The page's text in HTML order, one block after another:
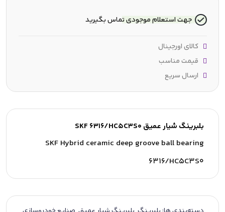
بلبرینگ شیار عمیق SKF 6316/HC5C3S0
SKF Hybrid ceramic deep groove ball bearing
6316/HC5C3S0
جهت استعلام موجودی تماس بگیرید
کالای اورجینال
قیمت مناسب
ارسال سریع